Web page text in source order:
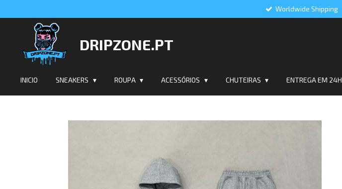
conteúdo
principal
Worldwide Shipping
DRIPZONE.PT
INICIO SNEAKERS ROUPA ACESSÓRIOS CHUTEIRAS ENTREGA EM 24H